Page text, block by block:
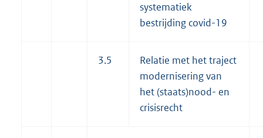
systematiek
bestrijding covid-19
3.5
Relatie met het traject
modernisering van
het (staats)nood- en
crisisrecht